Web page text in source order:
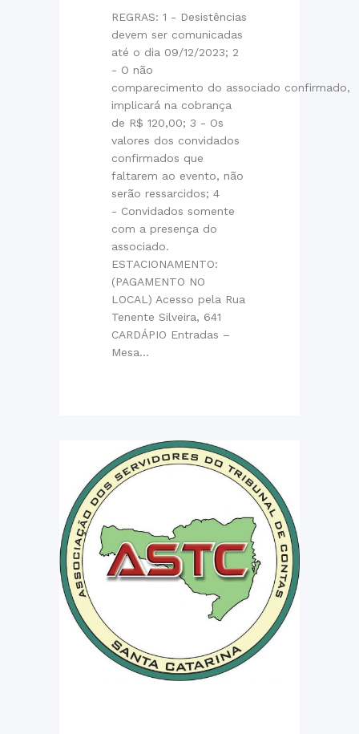
REGRAS: 1 - Desistências
devem ser comunicadas
até o dia 09/12/2023; 2
- O não
comparecimento do associado confirmado,
implicará na cobrança
de R$ 120,00; 3 - Os
valores dos convidados
confirmados que
faltarem ao evento, não
serão ressarcidos; 4
- Convidados somente
com a presença do
associado.
ESTACIONAMENTO:
(PAGAMENTO NO
LOCAL) Acesso pela Rua
Tenente Silveira, 641
CARDÁPIO Entradas –
Mesa...